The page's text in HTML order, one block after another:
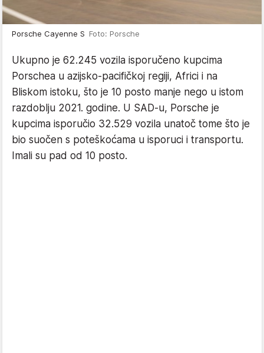
Porsche Cayenne S Foto: Porsche
Ukupno je 62.245 vozila isporučeno kupcima
Porschea u azijsko-pacifičkoj regiji, Africi i na
Bliskom istoku, što je 10 posto manje nego u istom
razdoblju 2021. godine. U SAD-u, Porsche je
kupcima isporučio 32.529 vozila unatoč tome što je
bio suočen s poteškoćama u isporuci i transportu.
Imali su pad od 10 posto.